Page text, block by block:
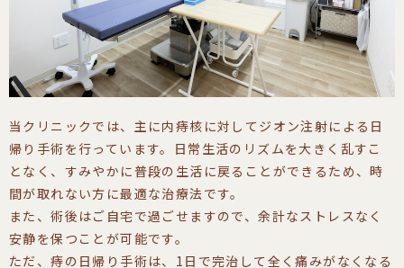
当クリニックでは、主に内痔核に対してジオン注射による日
帰り手術を行っています。日常生活のリズムを大きく乱すこ
となく、すみやかに普段の生活に戻ることができるため、時
間が取れない方に最適な治療法です。
また、術後はご自宅で過ごせますので、余計なストレスなく
安静を保つことが可能です。
ただ、痔の日帰り手術は、1日で完治して全く痛みがなくなる